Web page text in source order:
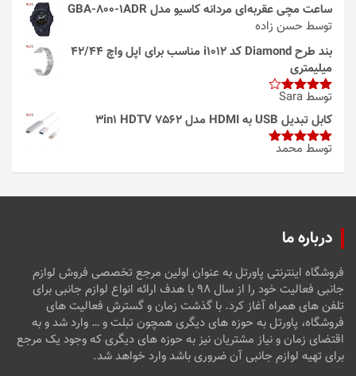
ساعت مچی عقربه‌ای مردانه کاسیو مدل GBA-800-1ADR
توسط حسن زاده
بند طرح Diamond کد i1012 مناسب برای اپل واچ 42/44
میلیمتری
امتیاز4
از 5
توسط Sara
کابل تبدیل USB به HDMI مدل 3in1 HDTV 7562
امتیاز5از
توسط محمد
درباره ما
فروشگاه اینترنتی پاورتل به عنوان اولین مرجع تخصصی فروش لوازم
جانبی فعالیت خود را از سال ۹۸ با هدف ارائه انواع لوازم جانبی برای
تلفن های همراه آغاز کرد. با گذشت زمان و گسترش فعالیت های
فروشگاه، پاورتل به حوزه های دیگری همچون تبلت و … وارد شد و به
اقتضای زمان و نیاز مشتریان نیز به حوزه های دیگری که وجود یک مرجع
برای تهیه لوازم جانبی آن ضروری باشد وارد خواهد شد.